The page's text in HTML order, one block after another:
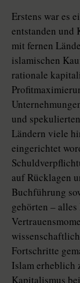
Erstens war es
entstanden und
mit fernen
islamischen
rationale
und
Ländern viele
eingerichtet
auf Rücklagen
Buchführung
gehörten –
Fortschritte
Islam erheblich
Kapitalismus